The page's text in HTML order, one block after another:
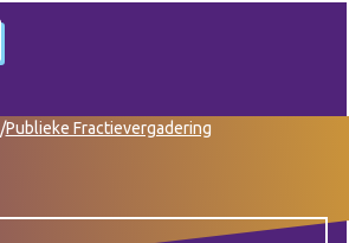
/Publieke Fractievergadering